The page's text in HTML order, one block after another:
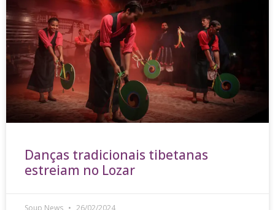
Danças tradicionais tibetanas
estreiam no Lozar
Soup News 26/02/2024